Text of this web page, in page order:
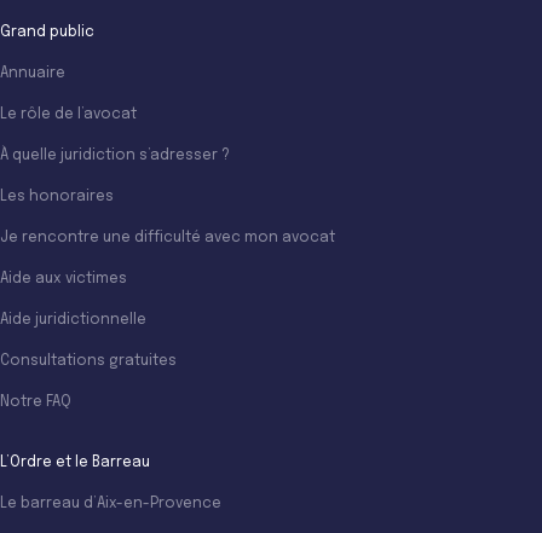
Grand public
Annuaire
Le rôle de l’avocat
À quelle juridiction s’adresser ?
Les honoraires
Je rencontre une difficulté avec mon avocat
Aide aux victimes
Aide juridictionnelle
Consultations gratuites
Notre FAQ
L’Ordre et le Barreau
Le barreau d’Aix-en-Provence